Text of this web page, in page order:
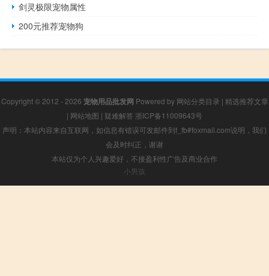
剑灵极限宠物属性
200元推荐宠物狗
Copyright © 2012 - 2026 宠物用品批发网 Powered by 网站分类目录 | 精选推荐文章
| 网站地图 | 疑难解答 浙ICP备11009643号
声明：本站内容来自互联网，如信息有错误可发邮件到f_fb#foxmail.com说明，我们
会及时纠正，谢谢
本站仅为个人兴趣爱好，不接盈利性广告及商业合作
小男孩